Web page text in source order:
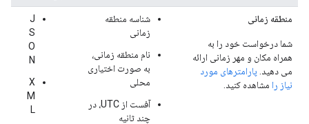
منطقه زمانی
شما درخواست خود را به
همراه مکان و مهر زمانی ارائه
می دهید. پارامترهای مورد
نیاز را مشاهده کنید.
شناسه منطقه
زمانی
نام منطقه زمانی،
به صورت اختیاری
محلی
آفست از UTC، در
چند ثانیه
J
S
O
N
X
M
L